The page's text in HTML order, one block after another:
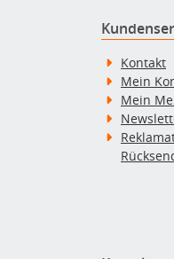
Kontakt
Mein
Mein